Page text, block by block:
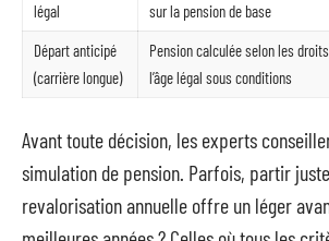
légal
sur la pension de base
Départ anticipé
(carrière longue)
Pension calculée selon les
l’âge légal sous conditions
Avant toute décision, les experts
simulation de pension. Parfois, partir
revalorisation annuelle offre un léger